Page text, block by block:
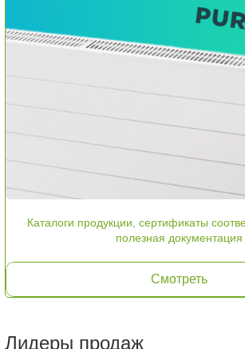
Каталоги продукции, сертификаты
полезная документация
Смотреть
Лидеры продаж